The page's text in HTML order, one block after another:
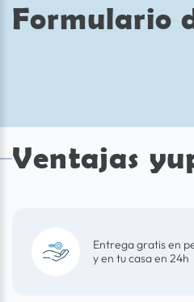
Formulario
Ventajas
Entrega gratis en
y en tu casa en 24h